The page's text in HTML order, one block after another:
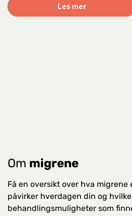
Les mer
Om migrene
Få en oversikt over hva migrene
påvirker hverdagen din og hvilke
behandlingsmuligheter som